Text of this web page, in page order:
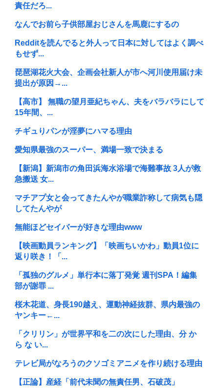
責任だろ...
なんでお前ら子供部屋おじさんを馬鹿にするの
Redditを読んでると外人って日本に対してはよく調べ
もせず...
琵琶湖花火大会、企画会社新人が市へ河川使用届け未
提出が原因→...
【高市】 無職の望月亜紀ちゃん、夫をバラバラにして
15年間、...
チギュりパンが淫夢にハマる理由
愛知県最強のスーパー、満場一致で決まる
【新潟】新潟市の角田浜海水浴場で海難事故 3人が救
急搬送 女...
マチアプ女と会ってきたんやが職業詐称して病気も隠
してたんやが
無能ほどセイバーが好きな理由www
【映画動員ランキング】「映画ちいかわ」動員1位に
返り咲き！「...
「孤独のグルメ」単行本に落丁発覚 週刊SPA！編集
部が謝罪 ...
桜木花道、身長190越え、運動神経抜群、県内最強の
ヤンキー←...
「クリリン」が世界平和を二の次にした理由、分 か
ら な い...
テレビ局がなろうのクソゴミアニメを作り続ける理由
【正論】産経「前代未聞の無責任男、石破茂」